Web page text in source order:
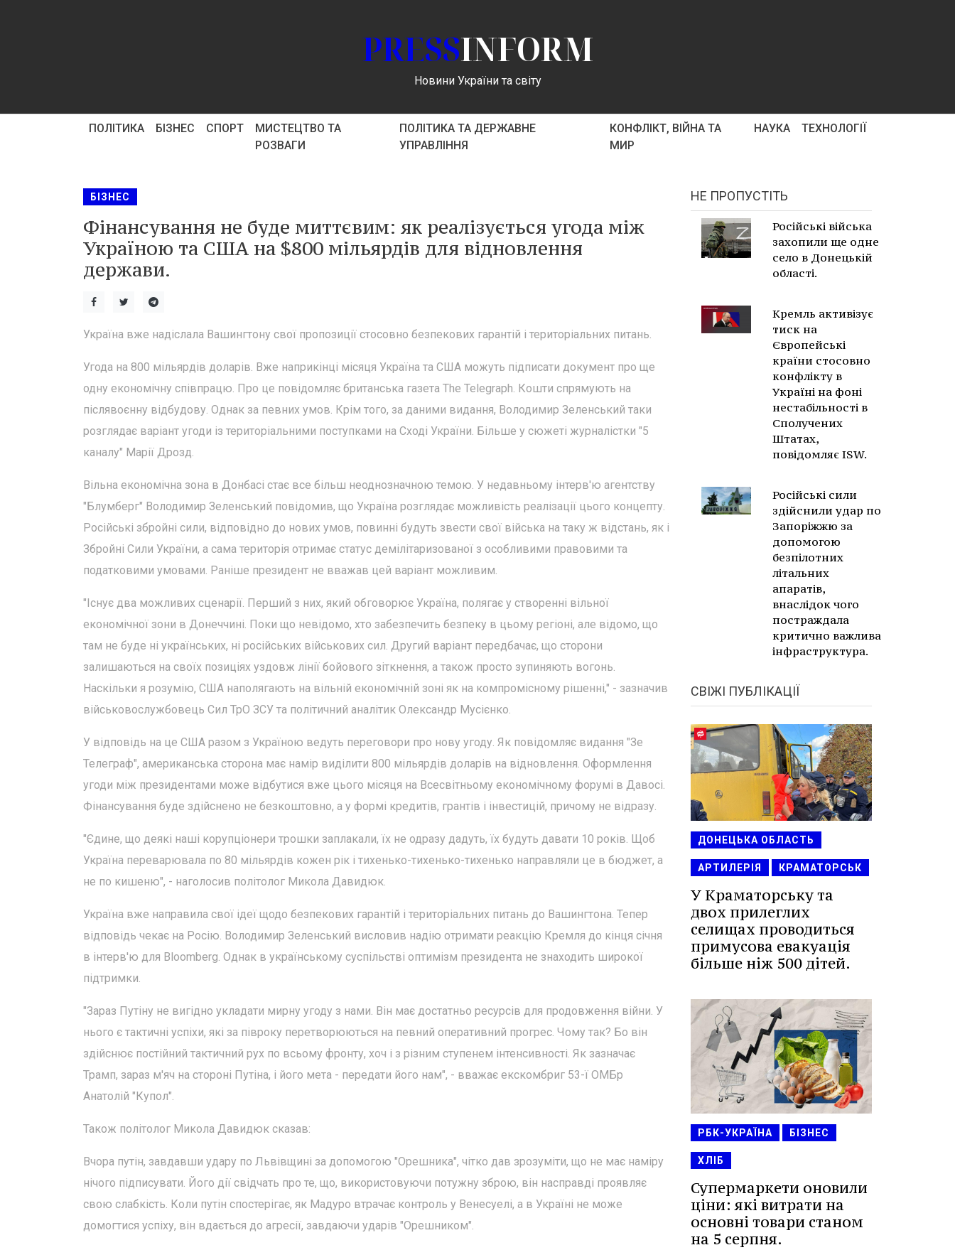
PRESSINFORM
Новини України та світу
ПОЛІТИКА БІЗНЕС СПОРТ
МИСТЕЦТВО ТА
РОЗВАГИ
ПОЛІТИКА ТА ДЕРЖАВНЕ
УПРАВЛІННЯ
КОНФЛІКТ, ВІЙНА ТА
МИР
НАУКА ТЕХНОЛОГІЇ
БІЗНЕС
Фінансування не буде миттєвим: як реалізується угода між
Україною та США на $800 мільярдів для відновлення
держави.
Україна вже надіслала Вашингтону свої пропозиції стосовно безпекових гарантій і територіальних питань.
Угода на 800 мільярдів доларів. Вже наприкінці місяця Україна та США можуть підписати документ про ще
одну економічну співпрацю. Про це повідомляє британська газета The Telegraph. Кошти спрямують на
післявоєнну відбудову. Однак за певних умов. Крім того, за даними видання, Володимир Зеленський таки
розглядає варіант угоди із територіальними поступками на Сході України. Більше у сюжеті журналістки "5
каналу" Марії Дрозд.
Вільна економічна зона в Донбасі стає все більш неоднозначною темою. У недавньому інтерв'ю агентству
"Блумберг" Володимир Зеленський повідомив, що Україна розглядає можливість реалізації цього концепту.
Російські збройні сили, відповідно до нових умов, повинні будуть звести свої війська на таку ж відстань, як і
Збройні Сили України, а сама територія отримає статус демілітаризованої з особливими правовими та
податковими умовами. Раніше президент не вважав цей варіант можливим.
"Існує два можливих сценарії. Перший з них, який обговорює Україна, полягає у створенні вільної
економічної зони в Донеччині. Поки що невідомо, хто забезпечить безпеку в цьому регіоні, але відомо, що
там не буде ні українських, ні російських військових сил. Другий варіант передбачає, що сторони
залишаються на своїх позиціях уздовж лінії бойового зіткнення, а також просто зупиняють вогонь.
Наскільки я розумію, США наполягають на вільній економічній зоні як на компромісному рішенні," - зазначив
військовослужбовець Сил ТрО ЗСУ та політичний аналітик Олександр Мусієнко.
У відповідь на це США разом з Україною ведуть переговори про нову угоду. Як повідомляє видання "Зе
Телеграф", американська сторона має намір виділити 800 мільярдів доларів на відновлення. Оформлення
угоди між президентами може відбутися вже цього місяця на Всесвітньому економічному форумі в Давосі.
Фінансування буде здійснено не безкоштовно, а у формі кредитів, грантів і інвестицій, причому не відразу.
"Єдине, що деякі наші корупціонери трошки заплакали, їх не одразу дадуть, їх будуть давати 10 років. Щоб
Україна переварювала по 80 мільярдів кожен рік і тихенько-тихенько-тихенько направляли це в бюджет, а
не по кишеню", - наголосив політолог Микола Давидюк.
Україна вже направила свої ідеї щодо безпекових гарантій і територіальних питань до Вашингтона. Тепер
відповідь чекає на Росію. Володимир Зеленський висловив надію отримати реакцію Кремля до кінця січня
в інтерв'ю для Bloomberg. Однак в українському суспільстві оптимізм президента не знаходить широкої
підтримки.
"Зараз Путіну не вигідно укладати мирну угоду з нами. Він має достатньо ресурсів для продовження війни. У
нього є тактичні успіхи, які за півроку перетворюються на певний оперативний прогрес. Чому так? Бо він
здійснює постійний тактичний рух по всьому фронту, хоч і з різним ступенем інтенсивності. Як зазначає
Трамп, зараз м'яч на стороні Путіна, і його мета - передати його нам", - вважає екскомбриг 53-ї ОМБр
Анатолій "Купол".
Також політолог Микола Давидюк сказав:
Вчора путін, завдавши удару по Львівщині за допомогою "Орешника", чітко дав зрозуміти, що не має наміру
нічого підписувати. Його дії свідчать про те, що, використовуючи потужну зброю, він насправді проявляє
свою слабкість. Коли путін спостерігає, як Мадуро втрачає контроль у Венесуелі, а в Україні не може
домогтися успіху, він вдається до агресії, завдаючи ударів "Орешником".
НЕ ПРОПУСТІТЬ
Російські війська
захопили ще одне
село в Донецькій
області.
Кремль активізує
тиск на
Європейські
країни стосовно
конфлікту в
Україні на фоні
нестабільності в
Сполучених
Штатах,
повідомляє ISW.
Російські сили
здійснили удар по
Запоріжжю за
допомогою
безпілотних
літальних
апаратів,
внаслідок чого
постраждала
критично важлива
інфраструктура.
СВІЖІ ПУБЛІКАЦІЇ
ДОНЕЦЬКА ОБЛАСТЬ
АРТИЛЕРІЯ КРАМАТОРСЬК
У Краматорську та
двох прилеглих
селищах проводиться
примусова евакуація
більше ніж 500 дітей.
РБК-УКРАЇНА БІЗНЕС
ХЛІБ
Супермаркети оновили
ціни: які витрати на
основні товари станом
на 5 серпня.